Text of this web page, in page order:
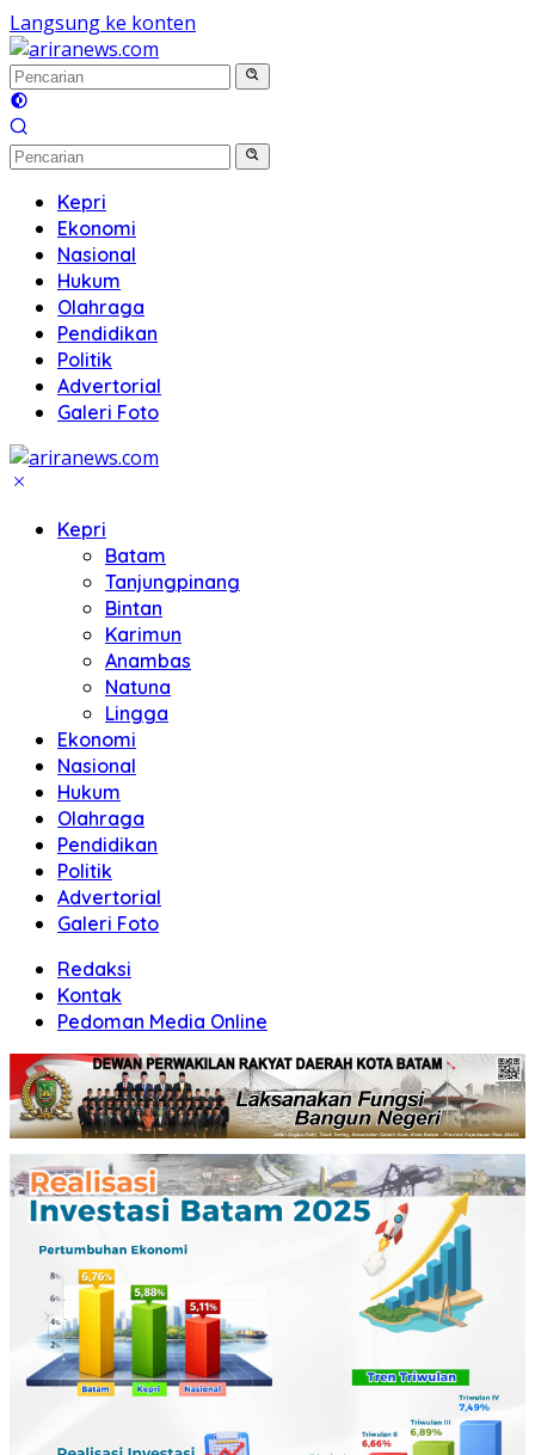
Langsung ke konten
Kepri
Ekonomi
Nasional
Hukum
Olahraga
Pendidikan
Politik
Advertorial
Galeri Foto
Kepri
Batam
Tanjungpinang
Bintan
Karimun
Anambas
Natuna
Lingga
Ekonomi
Nasional
Hukum
Olahraga
Pendidikan
Politik
Advertorial
Galeri Foto
Redaksi
Kontak
Pedoman Media Online